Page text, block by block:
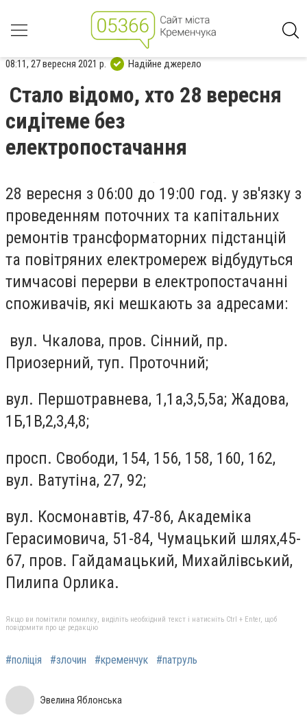
08:11, 27 вересня 2021 р. Надійне джерело
Стало відомо, хто 28 вересня
сидітеме без
електропостачання
28 вересня з 06:00 до 19:00 год. у зв'язку з
проведенням поточних та капітальних
ремонтів трансформаторних підстанцій
та повітряних електромереж відбудуться
тимчасові перерви в електропостачанні
споживачів, які мешкають за адресами:
вул. Чкалова, пров. Сінний, пр.
Приозерний, туп. Проточний;
вул. Першотравнева, 1,1а,3,5,5а; Жадова,
1Б,1В,2,3,4,8;
просп. Свободи, 154, 156, 158, 160, 162,
вул. Ватутіна, 27, 92;
вул. Космонавтів, 47-86, Академіка
Герасимовича, 51-84, Чумацький шлях,45-
67, пров. Гайдамацький, Михайлівський,
Пилипа Орлика.
Якщо ви помітили помилку, виділіть необхідний текст і натисніть Ctrl + Enter, щоб
повідомити про це редакцію
#поліція #злочин #кременчук #патруль
Эвелина Яблонська